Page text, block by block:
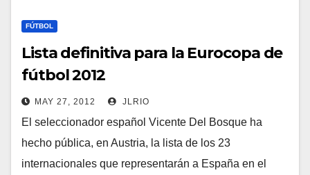
FÚTBOL
Lista definitiva para la Eurocopa de
fútbol 2012
MAY 27, 2012 JLRIO
El seleccionador español Vicente Del Bosque ha
hecho pública, en Austria, la lista de los 23
internacionales que representarán a España en el